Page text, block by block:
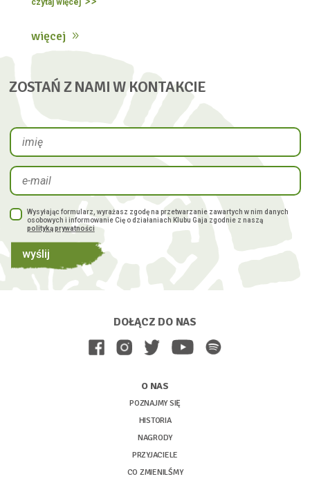
czytaj więcej
więcej
ZOSTAŃ Z NAMI W KONTAKCIE
Wysyłając formularz, wyrażasz zgodę na przetwarzanie zawartych w nim danych
osobowych i informowanie Cię o działaniach Klubu Gaja zgodnie z naszą
polityką prywatności
wyślij
DOŁĄCZ DO NAS
O NAS
POZNAJMY SIĘ
HISTORIA
NAGRODY
PRZYJACIELE
CO ZMIENILŚMY